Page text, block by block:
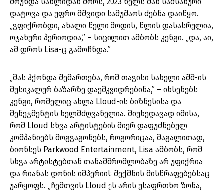
დატოვა და უფრო მშვიდი სამუშაოს ძებნა დაიწყო.
„ვფიქრობდი, ახალი წელი მოდის, წლის დასასრულია,
ოჯახური პერიოდია,” – სიცილით ამბობს კენგი. „და, აი,
ამ დროს Lisa-ც გამოჩნდა.”
„მას ჰქონდა შემართება, რომ თავისი სახელი აშშ-ის
მუსიკალურ ბაზარზე დაემკვიდრებინა,” – იხსენებს
კენგი, რომელიც ახლა Lloud-ის ბიზნესისა და
მენეჯმენტის ხელმძღვანელია. მიუხედავად იმისა,
რომ Lloud სხვა არტისტების მიერ დაფუძნებულ
კომპანიებს მოგვაგონებს, როგორიცაა, მაგალითად,
ბიონსეს Parkwood Entertainment, Lisa ამბობს, რომ
სხვა არტისტებთან თანამშრომლობაზე არ უფიქრია
და რიანას დონის იმპერიის შექმნის მისწრაფებებსაც
უარყოფს. „ჩემთვის Lloud ეს არის უსაფრთხო ზონა,